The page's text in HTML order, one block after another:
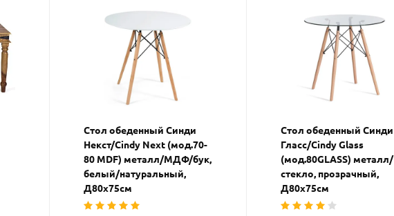
Стол обеденный Синди
Некст/Cindy Next (мод.70-
80 MDF) металл/МДФ/бук,
белый/натуральный,
Д80х75см
Стол обеденный Синди
Гласс/Cindy Glass
(мод.80GLASS) металл/
стекло, прозрачный,
Д80х75см